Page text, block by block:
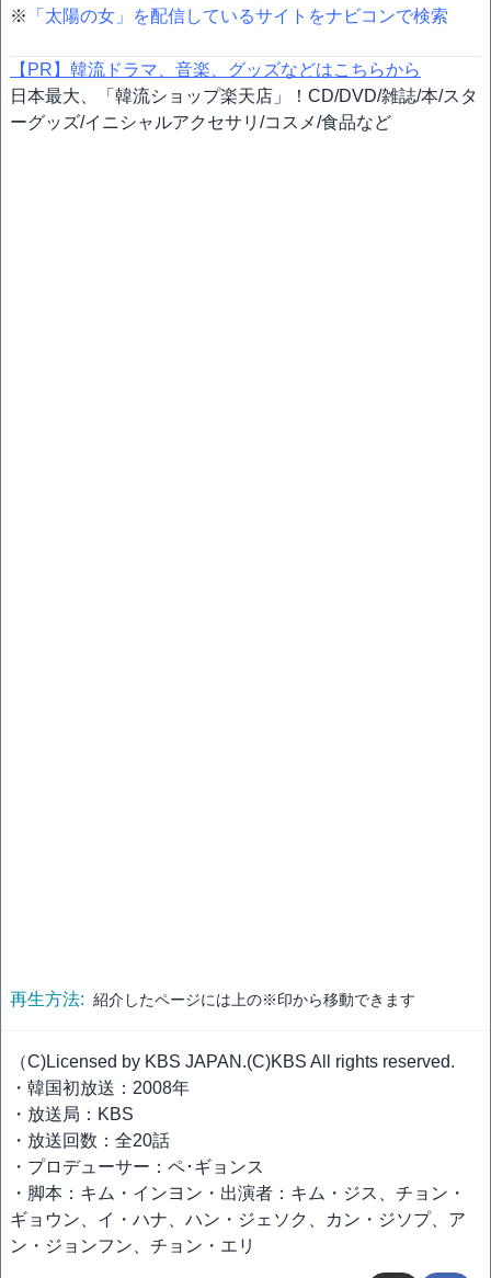
※
「太陽の女」を配信しているサイトをナビコンで検索
【PR】韓流ドラマ、音楽、グッズなどはこちらから
日本最大、「韓流ショップ楽天店」！CD/DVD/雑誌/本/スタ
ーグッズ/イニシャルアクセサリ/コスメ/食品など
再生方法: 紹介したページには上の※印から移動できます
（C)Licensed by KBS JAPAN.(C)KBS All rights reserved.
・韓国初放送：2008年
・放送局：KBS
・放送回数：全20話
・プロデューサー：ペ･ギョンス
・脚本：キム・インヨン・出演者：キム・ジス、チョン・
ギョウン、イ・ハナ、ハン・ジェソク、カン・ジソプ、ア
ン・ジョンフン、チョン・エリ